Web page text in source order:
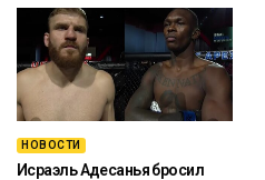
НОВОСТИ
Исраэль Адесанья бросил